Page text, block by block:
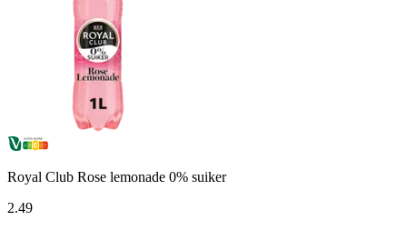
Royal Club Rose lemonade 0% suiker
2.49